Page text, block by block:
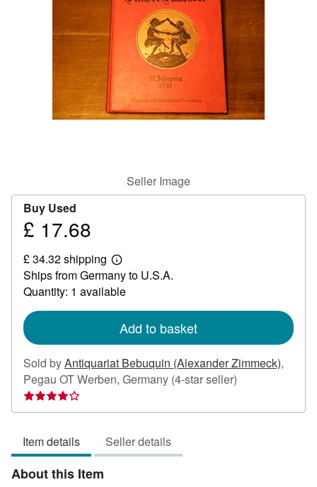
Art & Collectables
Textbooks
Start Selling
Seller Image
Buy Used
Price
17.68
£ 17.68
£ 34.32 shipping
Learn
more
about
shipping
Ships from Germany to U.S.A.
Quantity: 1 available
Add to basket
Sold byAntiquariat Bebuquin (Alexander Zimmeck),
Pegau OT Werben, Germany (4-star seller)
4
Item details Seller details
About this Item